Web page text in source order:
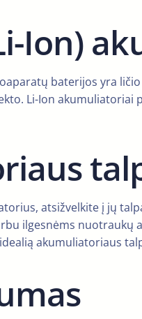
Ion)
baterijos yra
Li-Ion akumuliatoriai
atsižvelkite į jų
ilgesnėms
akumuliatoriaus